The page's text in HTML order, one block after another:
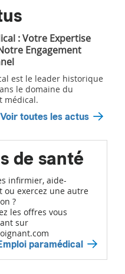
: Votre Expertise
Engagement
est le leader historique
le domaine du
médical.
Voir toutes les actus
de santé
infirmier, aide-
ou exercez une autre
?
les offres vous
sur
paramédical